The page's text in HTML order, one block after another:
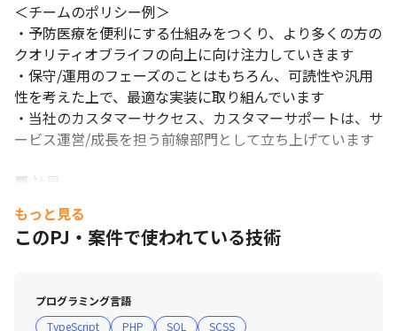
＜チームのポリシー例＞
・予防医療を便利にする仕組みをつくり、より多くの方の
クオリティオブライフの向上に向け注力していきます
・保守/運用のフェーズのことはもちろん、可読性や汎用
性を考えた上で、最適な実装に取り組んでいます
・当社のカスタマーサクセス、カスタマーサポートは、サ
ービス運営/成長を担う前線部門として立ち上げています
■ 社風
・サービスを良くするのに正直に取り組むメンバーが多い
です
もっと見る
このPJ・案件で使われている技術
プログラミング言語
TypeScript
PHP SQL SCSS